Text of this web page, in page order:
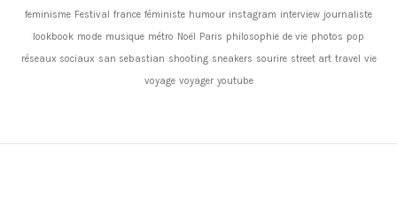
feminisme Festival france féministe humour instagram interview journaliste
lookbook mode musique métro Noël Paris philosophie de vie photos pop
réseaux sociaux san sebastian shooting sneakers sourire street art travel vie
voyage voyager youtube